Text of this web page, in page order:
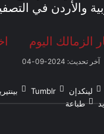
والأردن في
الزمالك اليوم
آخر تحديث: 2024-09-04
لينكدإن
طباعة